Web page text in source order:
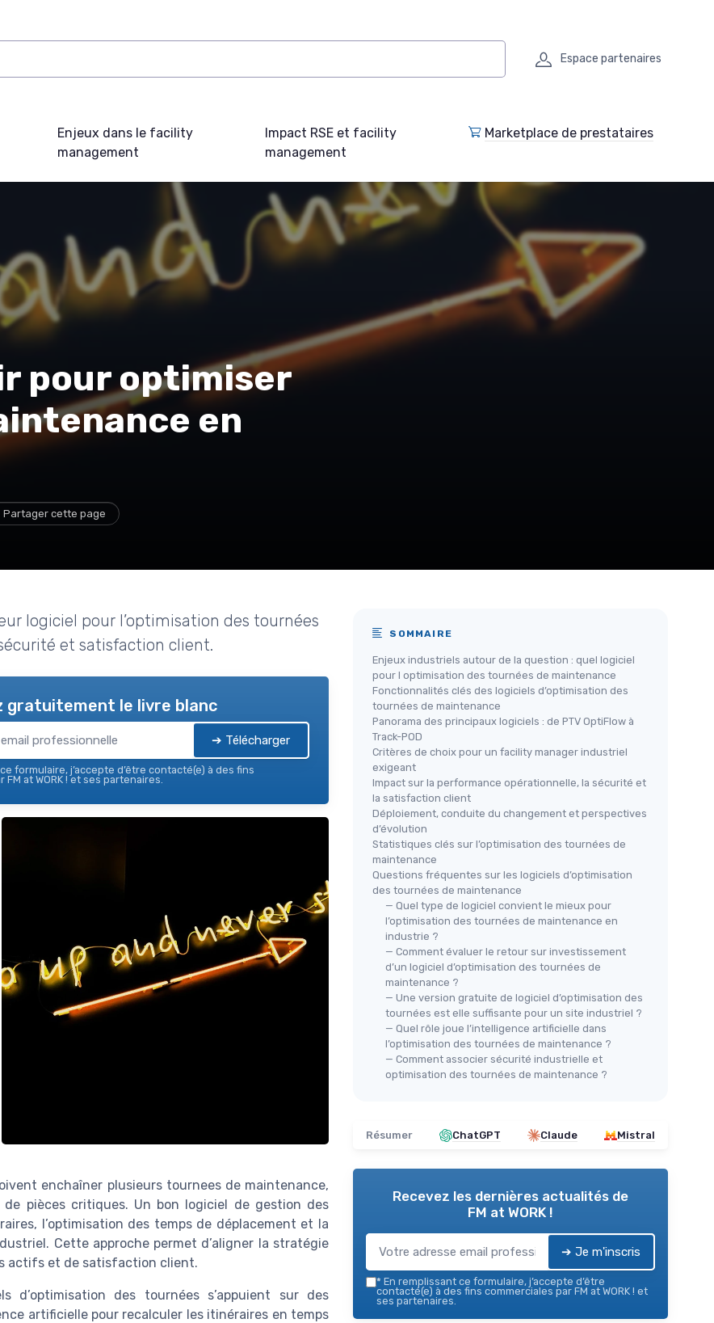
Espace partenaires
Enjeux dans le facility
management
Impact RSE et facility
management
Marketplace de prestataires
pour optimiser
en
Partager cette page
logiciel pour l’optimisation des tournées
et satisfaction client.
gratuitement le livre blanc
➔ Télécharger
formulaire, j’accepte d’être contacté(e) à des fins
FM at WORK ! et ses partenaires.
enchaîner plusieurs tournees de maintenance,
pièces critiques. Un bon logiciel de gestion des
l’optimisation des temps de déplacement et la
Cette approche permet d’aligner la stratégie
actifs et de satisfaction client.
d’optimisation des tournées s’appuient sur des
artificielle pour recalculer les itinéraires en temps
SOMMAIRE
Enjeux industriels autour de la question : quel logiciel
pour l optimisation des tournées de maintenance
Fonctionnalités clés des logiciels d’optimisation des
tournées de maintenance
Panorama des principaux logiciels : de PTV OptiFlow à
Track-POD
Critères de choix pour un facility manager industriel
exigeant
Impact sur la performance opérationnelle, la sécurité et
la satisfaction client
Déploiement, conduite du changement et perspectives
d’évolution
Statistiques clés sur l’optimisation des tournées de
maintenance
Questions fréquentes sur les logiciels d’optimisation
des tournées de maintenance
— Quel type de logiciel convient le mieux pour
l’optimisation des tournées de maintenance en
industrie ?
— Comment évaluer le retour sur investissement
d’un logiciel d’optimisation des tournées de
maintenance ?
— Une version gratuite de logiciel d’optimisation des
tournées est elle suffisante pour un site industriel ?
— Quel rôle joue l’intelligence artificielle dans
l’optimisation des tournées de maintenance ?
— Comment associer sécurité industrielle et
optimisation des tournées de maintenance ?
Résumer ChatGPT Claude Mistral
Recevez les dernières actualités de
FM at WORK !
➔ Je m'inscris
* En remplissant ce formulaire, j’accepte d’être
contacté(e) à des fins commerciales par FM at WORK ! et
ses partenaires.